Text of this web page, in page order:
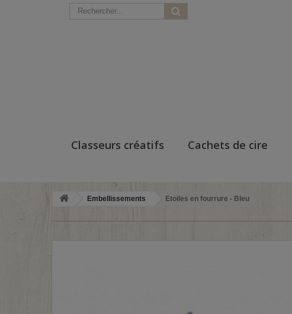
Classeurs créatifs Cachets de cire
Embellissements Etoiles en fourrure - Bleu